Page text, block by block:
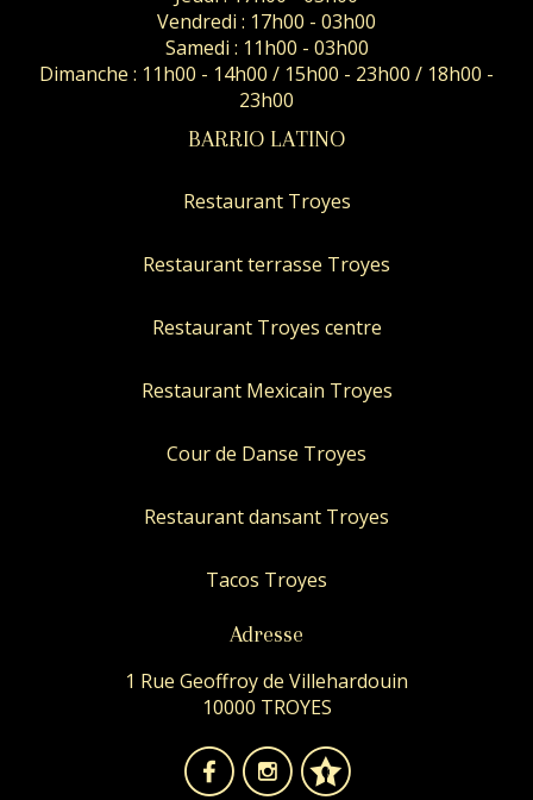
Vendredi : 17h00 - 03h00
Samedi : 11h00 - 03h00
Dimanche : 11h00 - 14h00 / 15h00 - 23h00 / 18h00 -
23h00
BARRIO LATINO
Restaurant Troyes
Restaurant terrasse Troyes
Restaurant Troyes centre
Restaurant Mexicain Troyes
Cour de Danse Troyes
Restaurant dansant Troyes
Tacos Troyes
Adresse
1 Rue Geoffroy de Villehardouin
10000 TROYES